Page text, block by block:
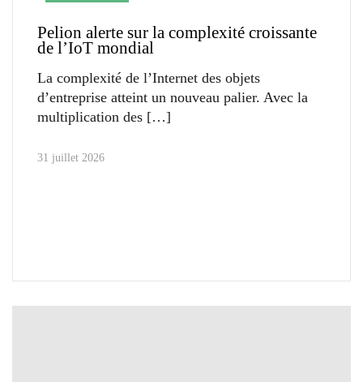
Pelion alerte sur la complexité croissante
de l’IoT mondial
La complexité de l’Internet des objets
d’entreprise atteint un nouveau palier. Avec la
multiplication des
31 juillet 2026